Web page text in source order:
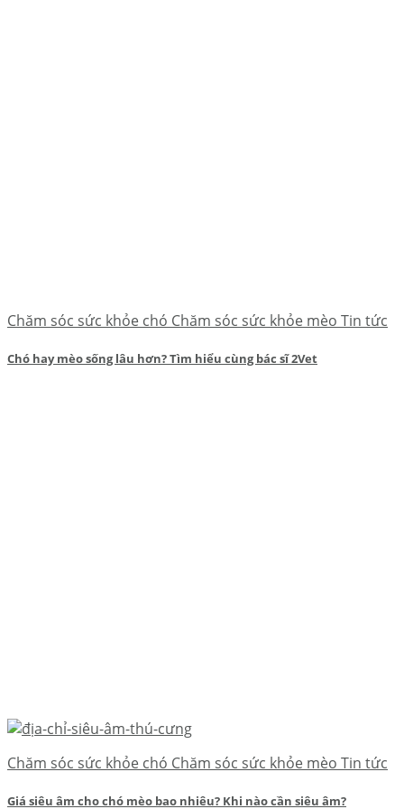
Chăm sóc sức khỏe chó Chăm sóc sức khỏe mèo Tin tức
Chó hay mèo sống lâu hơn? Tìm hiểu cùng bác sĩ 2Vet
Chăm sóc sức khỏe chó Chăm sóc sức khỏe mèo Tin tức
Giá siêu âm cho chó mèo bao nhiêu? Khi nào cần siêu âm?